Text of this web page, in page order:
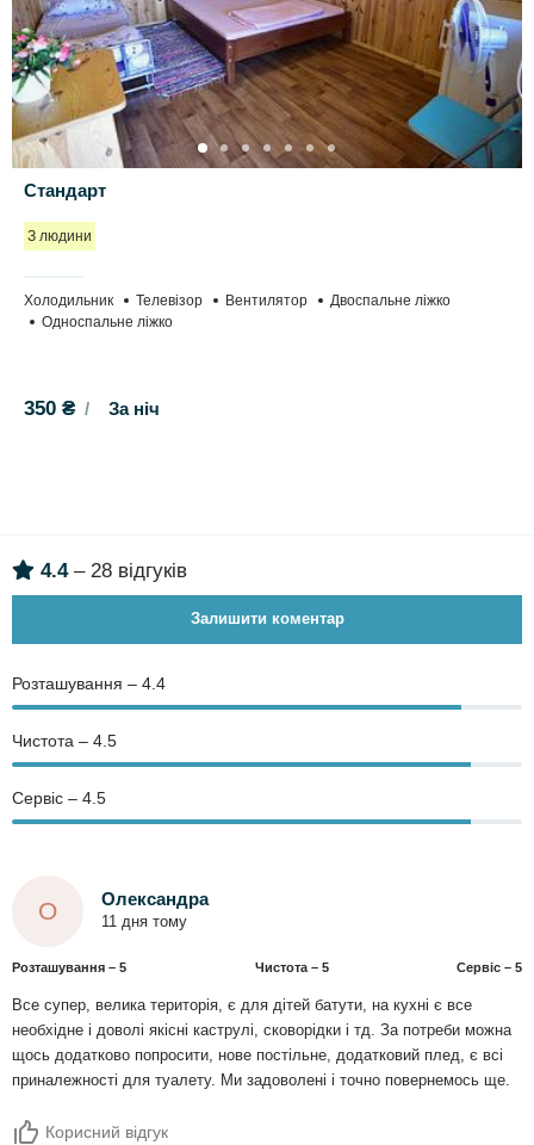
Стандарт
З людини
Холодильник Телевізор Вентилятор
Двоспальне ліжко
Односпальне ліжко
350 ₴ За ніч
4.4 – 28 відгуків
Залишити коментар
Розташування – 4.4
Чистота – 4.5
Сервіс – 4.5
О Олександра
11 дня тому
Розташування – 5 Чистота – 5 Сервіс – 5
Все супер, велика територія, є для дітей батути, на кухні є все
необхідне і доволі якісні каструлі, сковорідки і тд. За потреби можна
щось додатково попросити, нове постільне, додатковий плед, є всі
приналежності для туалету. Ми задоволені і точно повернемось ще.
Корисний відгук